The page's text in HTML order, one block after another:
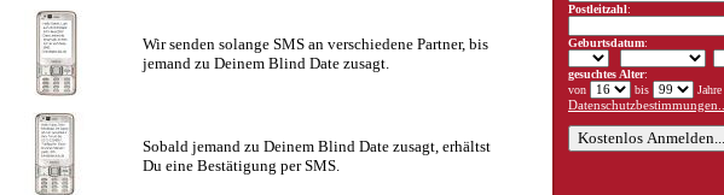
Wir senden solange SMS an verschiedene Partner, bis
jemand zu Deinem Blind Date zusagt.
Sobald jemand zu Deinem Blind Date zusagt, erhältst
Du eine Bestätigung per SMS.
Postleitzahl:
Geburtsdatum:
gesuchtes Alter:
von
bis
Jahre
Datenschutzbestimmungen...